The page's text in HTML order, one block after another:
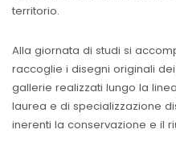
territorio.
Alla giornata di studi si
raccoglie i disegni originali
gallerie realizzati lungo la
laurea e di specializzazione
inerenti la conservazione e il